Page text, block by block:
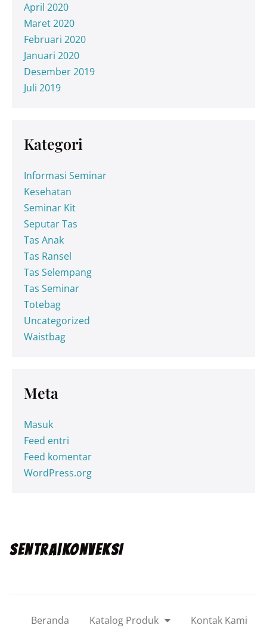
April 2020
Maret 2020
Februari 2020
Januari 2020
Desember 2019
Juli 2019
Kategori
Informasi Seminar
Kesehatan
Seminar Kit
Seputar Tas
Tas Anak
Tas Ransel
Tas Selempang
Tas Seminar
Totebag
Uncategorized
Waistbag
Meta
Masuk
Feed entri
Feed komentar
WordPress.org
SENTRA|KONVEKSI
Beranda Katalog Produk Kontak Kami